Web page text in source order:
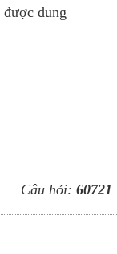
dung
Câu hỏi: 60721